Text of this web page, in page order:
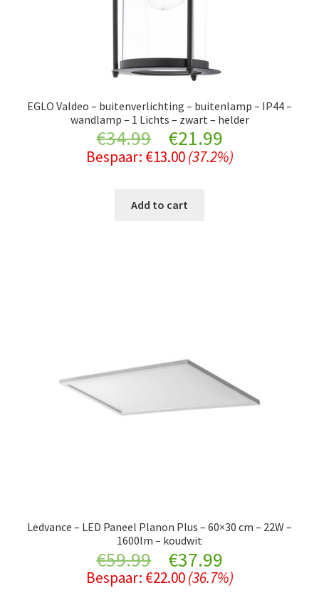
EGLO Valdeo – buitenverlichting – buitenlamp – IP44 –
wandlamp – 1 Lichts – zwart – helder
€34.99
Original
price
was:
€21.99Current
price
Bespaar: €13.00 (37.2%)
Add to cart
Ledvance – LED Paneel Planon Plus – 60×30 cm – 22W –
1600lm – koudwit
€59.99
Original
price
€37.99Current
price
Bespaar: €22.00 (36.7%)